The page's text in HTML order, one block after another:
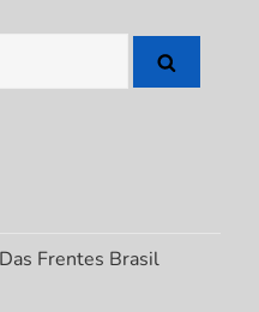
Frentes Brasil